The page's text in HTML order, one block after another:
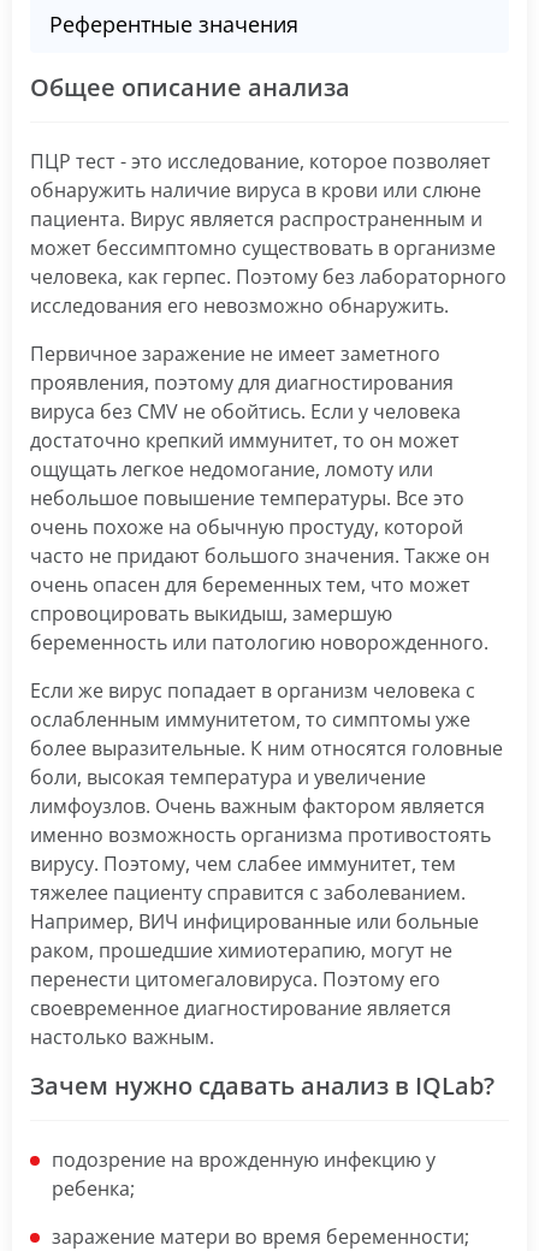
Референтные значения
Общее описание анализа
ПЦР тест - это исследование, которое позволяет
обнаружить наличие вируса в крови или слюне
пациента. Вирус является распространенным и
может бессимптомно существовать в организме
человека, как герпес. Поэтому без лабораторного
исследования его невозможно обнаружить.
Первичное заражение не имеет заметного
проявления, поэтому для диагностирования
вируса без CMV не обойтись. Если у человека
достаточно крепкий иммунитет, то он может
ощущать легкое недомогание, ломоту или
небольшое повышение температуры. Все это
очень похоже на обычную простуду, которой
часто не придают большого значения. Также он
очень опасен для беременных тем, что может
спровоцировать выкидыш, замершую
беременность или патологию новорожденного.
Если же вирус попадает в организм человека с
ослабленным иммунитетом, то симптомы уже
более выразительные. К ним относятся головные
боли, высокая температура и увеличение
лимфоузлов. Очень важным фактором является
именно возможность организма противостоять
вирусу. Поэтому, чем слабее иммунитет, тем
тяжелее пациенту справится с заболеванием.
Например, ВИЧ инфицированные или больные
раком, прошедшие химиотерапию, могут не
перенести цитомегаловируса. Поэтому его
своевременное диагностирование является
настолько важным.
Зачем нужно сдавать анализ в IQLab?
подозрение на врожденную инфекцию у
ребенка;
заражение матери во время беременности;